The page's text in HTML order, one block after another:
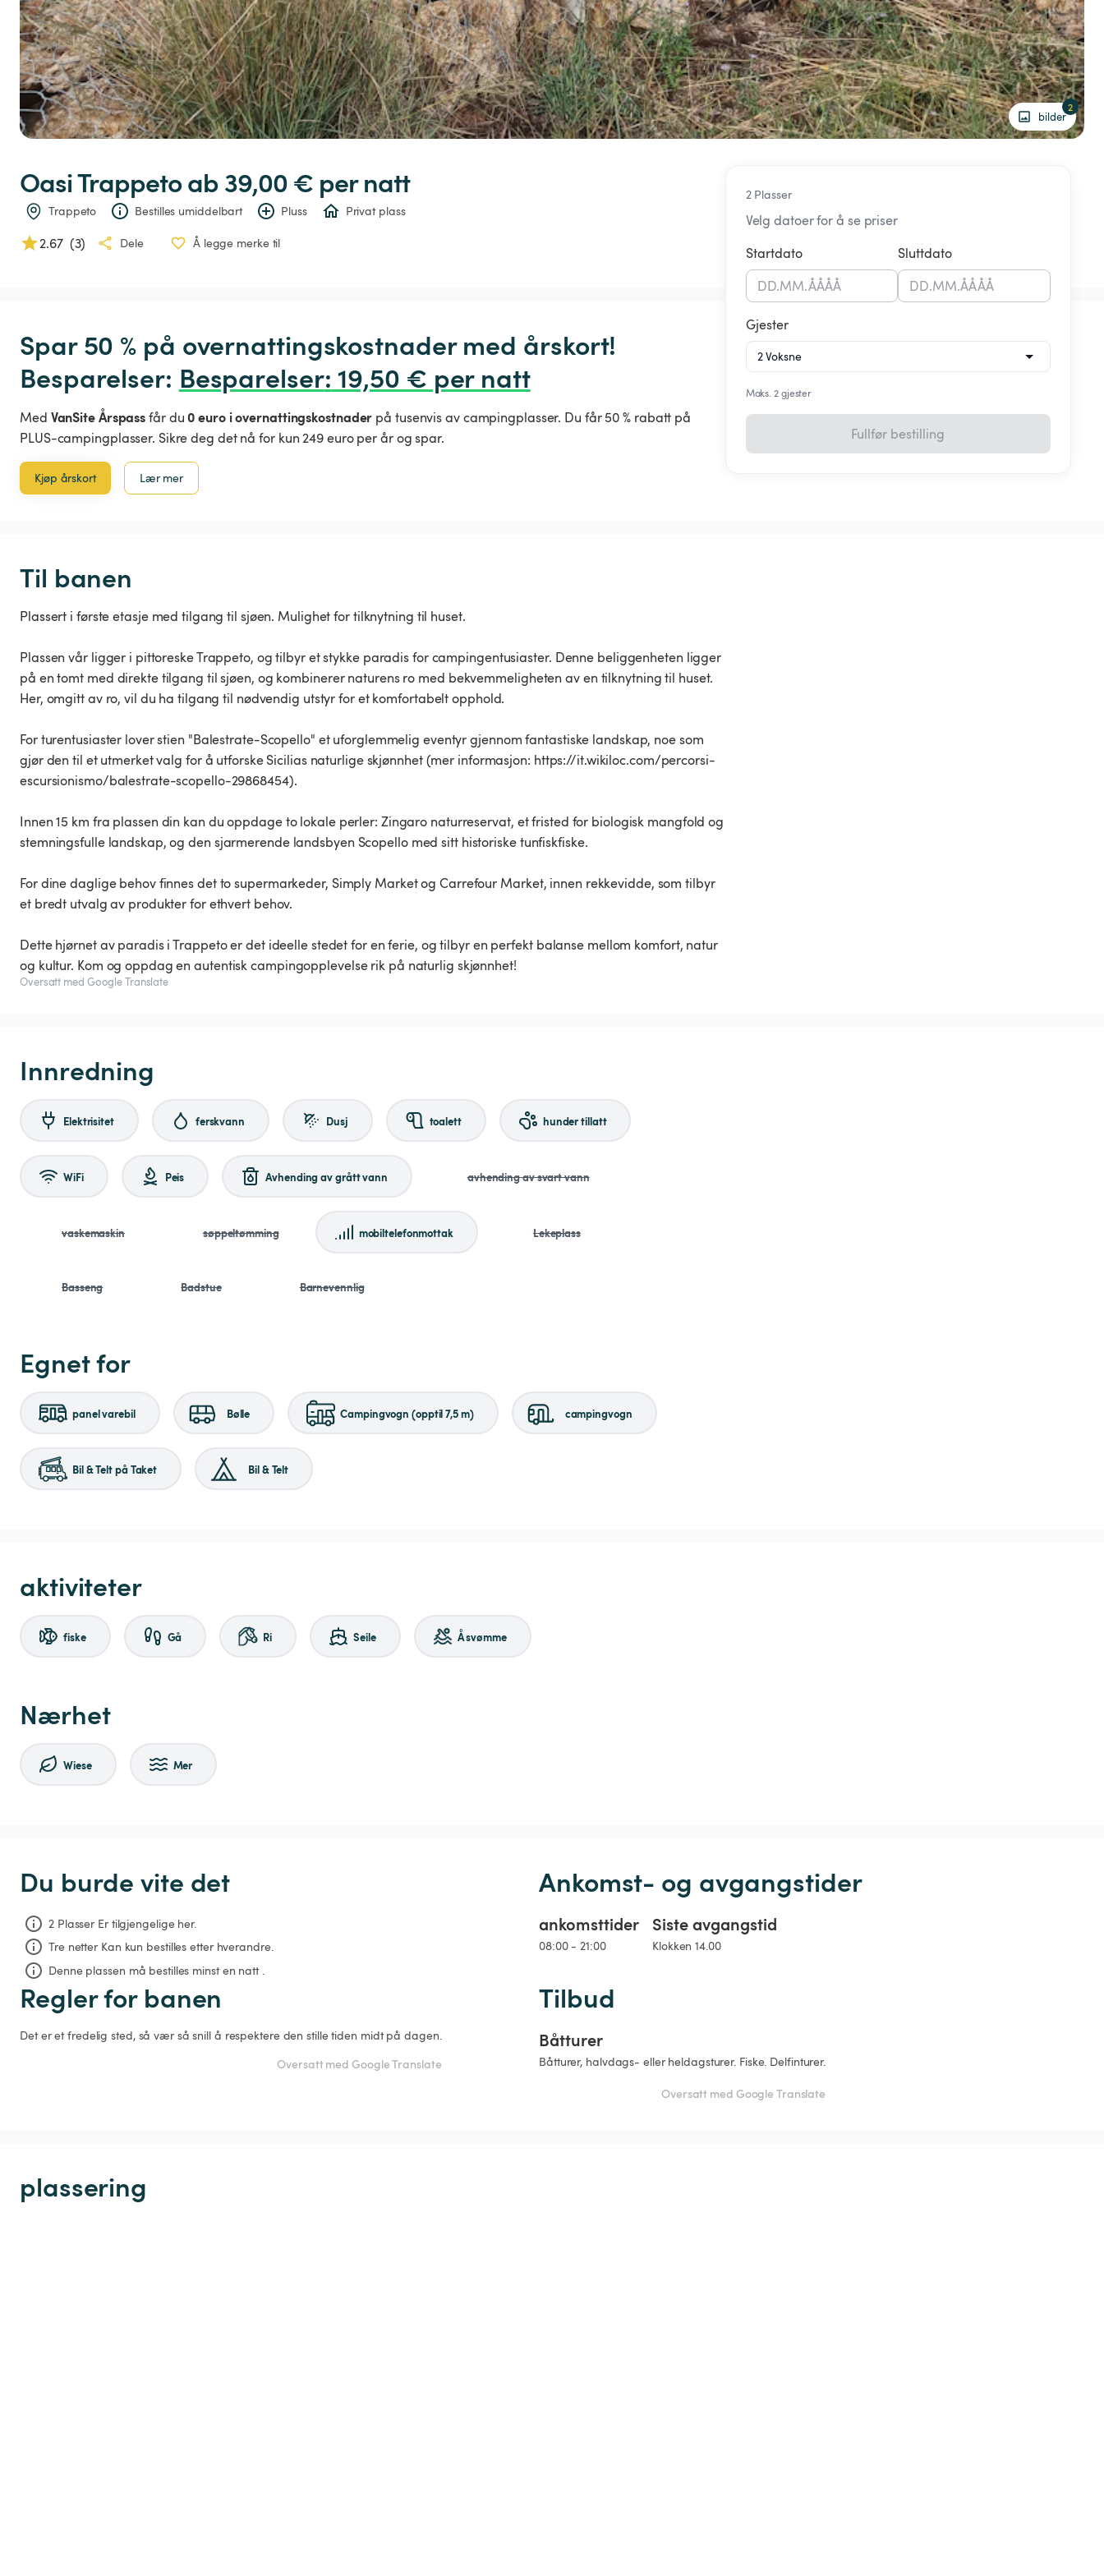
bilder
2
OasiTrappeto ab 39,00 € per natt
Trappeto Bestilles umiddelbart Pluss Privat plass
2.67 (3) Dele Å legge merke til
2 Plasser
Velg datoer for å se priser
Startdato
DD.MM.ÅÅÅÅ
Sluttdato
DD.MM.ÅÅÅÅ
Gjester
Maks. 2 gjester
Fullfør bestilling
Spar 50 % på overnattingskostnader med årskort!
Besparelser: Besparelser: 19,50 € per natt
Med VanSite Årspassfår du0 euro i overnattingskostnader på tusenvis av campingplasser. Du får 50 % rabatt på
PLUS-campingplasser. Sikre deg det nå for kun 249 euro per år og spar.
Kjøp årskort Lær mer
Til banen
Plassert i første etasje med tilgang til sjøen. Mulighet for tilknytning til huset.
Plassen vår ligger i pittoreske Trappeto, og tilbyr et stykke paradis for campingentusiaster. Denne beliggenheten ligger
på en tomt med direkte tilgang til sjøen, og kombinerer naturens ro med bekvemmeligheten av en tilknytning til huset.
Her, omgitt av ro, vil du ha tilgang til nødvendig utstyr for et komfortabelt opphold.
For turentusiaster lover stien "Balestrate-Scopello" et uforglemmelig eventyr gjennom fantastiske landskap, noe som
gjør den til et utmerket valg for å utforske Sicilias naturlige skjønnhet (mer informasjon: https://it.wikiloc.com/percorsi-
escursionismo/balestrate-scopello-29868454).
Innen 15 km fra plassen din kan du oppdage to lokale perler: Zingaro naturreservat, et fristed for biologisk mangfold og
stemningsfulle landskap, og den sjarmerende landsbyen Scopello med sitt historiske tunfiskfiske.
For dine daglige behov finnes det to supermarkeder, Simply Market og Carrefour Market, innen rekkevidde, som tilbyr
et bredt utvalg av produkter for ethvert behov.
Dette hjørnet av paradis i Trappeto er det ideelle stedet for en ferie, og tilbyr en perfekt balanse mellom komfort, natur
og kultur. Kom og oppdag en autentisk campingopplevelse rik på naturlig skjønnhet!
Oversatt med Google Translate
Innredning
Elektrisitet ferskvann Dusj toalett hunder tillatt
WiFi Peis Avhending av grått vann avhending av svart vann
vaskemaskin søppeltømming mobiltelefonmottak Lekeplass
Basseng Badstue Barnevennlig
Egnet for
panel varebil Bølle Campingvogn (opptil 7,5 m) campingvogn
Bil & Telt på Taket Bil & Telt
aktiviteter
fiske Gå Ri Seile Å svømme
Nærhet
Wiese Mer
Du burde vite det
2 Plasser Er tilgjengelige her.
Tre netter Kan kun bestilles etter hverandre.
Denne plassen må bestilles minst en natt .
Ankomst- og avgangstider
ankomsttider
08:00 - 21:00
Siste avgangstid
Klokken 14.00
Regler for banen
Det er et fredelig sted, så vær så snill å respektere den stille tiden midt på dagen.
Oversatt med Google Translate
Tilbud
Båtturer
Båtturer, halvdags- eller heldagsturer. Fiske. Delfinturer.
Oversatt med Google Translate
plassering